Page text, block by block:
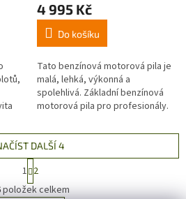
4 995 Kč
Do košíku
Tato benzínová motorová pila je
malá, lehká, výkonná a
spolehlivá. Základní benzínová
motorová pila pro profesionály.
spolehlivost. Pila ECHO CS-
310ES...
O
DALŠÍ 4
t
r
1 2
položek celkem